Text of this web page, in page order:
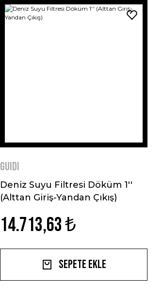
GUIDI
Deniz Suyu Filtresi Döküm 1''
(Alttan Giriş-Yandan Çıkış)
14.713,63 ₺
Sepete Ekle